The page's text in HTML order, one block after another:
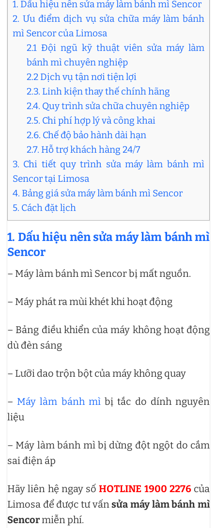
1. Dấu hiệu nên sửa máy làm bánh mì Sencor
2. Ưu điểm dịch vụ sửa chữa máy làm bánh
mì Sencor của Limosa
2.1 Đội ngũ kỹ thuật viên sửa máy làm
bánh mì chuyên nghiệp
2.2 Dịch vụ tận nơi tiện lợi
2.3. Linh kiện thay thế chính hãng
2.4. Quy trình sửa chữa chuyên nghiệp
2.5. Chi phí hợp lý và công khai
2.6. Chế độ bảo hành dài hạn
2.7. Hỗ trợ khách hàng 24/7
3. Chi tiết quy trình sửa máy làm bánh mì
Sencor tại Limosa
4. Bảng giá sửa máy làm bánh mì Sencor
5. Cách đặt lịch
1. Dấu hiệu nên sửa máy làm bánh mì
Sencor
– Máy làm bánh mì Sencor bị mất nguồn.
– Máy phát ra mùi khét khi hoạt động
– Bảng điều khiển của máy không hoạt động
dù đèn sáng
– Lưỡi dao trộn bột của máy không quay
– Máy làm bánh mì bị tắc do dính nguyên
liệu
– Máy làm bánh mì bị dừng đột ngột do cắm
sai điện áp
Hãy liên hệ ngay sốHOTLINE 1900 2276của
Limosa để được tư vấnsửa máy làm bánh mì
Sencormiễn phí.